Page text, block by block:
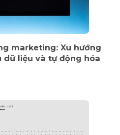
marketing: Xu hướng
liệu và tự động hóa